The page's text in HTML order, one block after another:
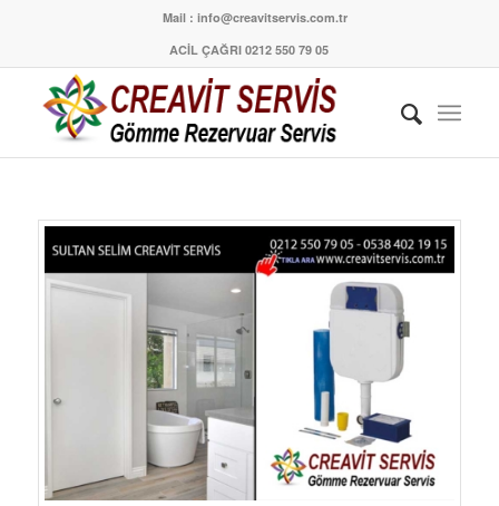
Mail : info@creavitservis.com.tr
ACİL ÇAĞRI 0212 550 79 05